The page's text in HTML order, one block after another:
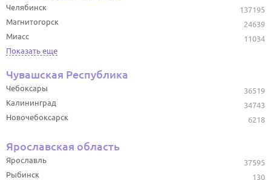
137195
Челябинск
24639
Магнитогорск
11034
Миасс
Показать еще
Чувашская Республика
36519
Чебоксары
34743
Калининград
6218
Новочебоксарск
Ярославская область
37595
Ярославль
130
Рыбинск